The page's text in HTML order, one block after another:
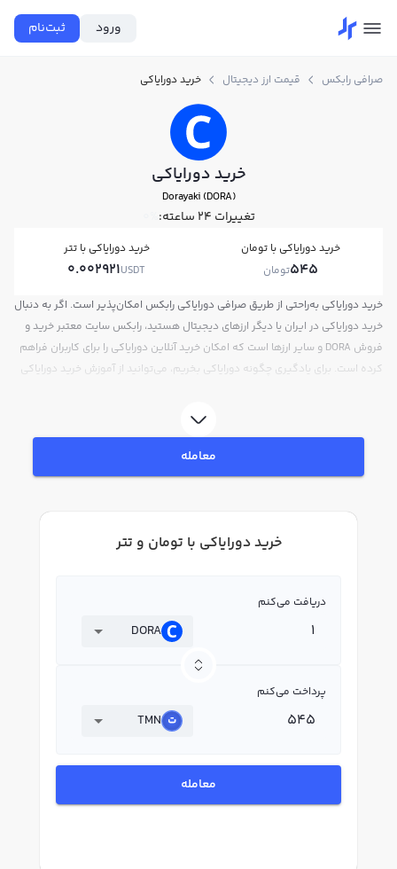
ورود ثبت‌نام
صرافی رابکس قیمت ارز دیجیتال خرید دورایاکی
خرید دورایاکی
Dorayaki (DORA)
تغییرات ۲۴ ساعته: 0%
خرید دورایاکی با تومان
545تومان
خرید دورایاکی با تتر
0.002921USDT
خرید دورایاکی به‌راحتی از طریق صرافی دورایاکی رابکس امکان‌پذیر است. اگر به دنبال
خرید دورایاکی در ایران یا دیگر ارزهای دیجیتال هستید، رابکس سایت معتبر خرید و
فروش DORA و سایر ارزها است که امکان خرید آنلاین دورایاکی را برای کاربران فراهم
کرده است. برای یادگیری چگونه دورایاکی بخریم، می‌توانید از آموزش خرید دورایاکی
بپردازید. در بازار رابکس، قیمت لحظه‌ای، نمودار و امکانات فروش دورایاکی نیز در
دسترس شما قرار دارد تا بتوانید تصمیمات بهتری در معاملات خود بگیرید.
معامله
خرید دورایاکی با تومان و تتر
دریافت می‌کنم
DORA
پرداخت می‌کنم
TMN
معامله